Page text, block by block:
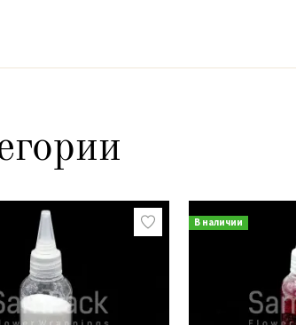
В наличии